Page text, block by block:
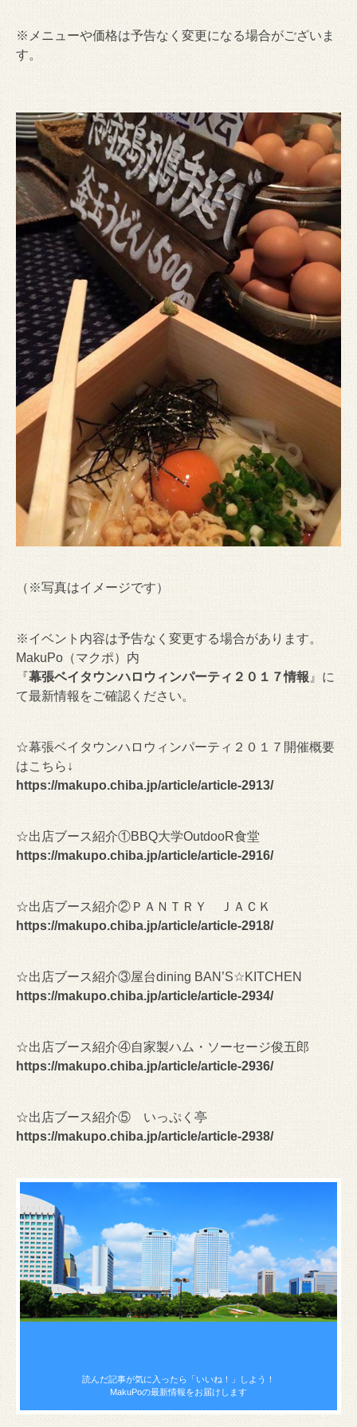
※メニューや価格は予告なく変更になる場合がございま
す。
（※写真はイメージです）
※イベント内容は予告なく変更する場合があります。
MakuPo（マクポ）内
『幕張ベイタウンハロウィンパーティ２０１７情報 』に
て最新情報をご確認ください。
☆幕張ベイタウンハロウィンパーティ２０１７開催概要
はこちら↓
https://makupo.chiba.jp/article/article-2913/
☆出店ブース紹介①BBQ大学OutdooR食堂
https://makupo.chiba.jp/article/article-2916/
☆出店ブース紹介②ＰＡＮＴＲＹ ＪＡＣＫ
https://makupo.chiba.jp/article/article-2918/
☆出店ブース紹介③屋台dining BAN’S☆KITCHEN
https://makupo.chiba.jp/article/article-2934/
☆出店ブース紹介④自家製ハム・ソーセージ俊五郎
https://makupo.chiba.jp/article/article-2936/
☆出店ブース紹介⑤ いっぷく亭
https://makupo.chiba.jp/article/article-2938/
読んだ記事が気に入ったら 「いいね！」しよう！
MakuPoの最新情報をお届けします